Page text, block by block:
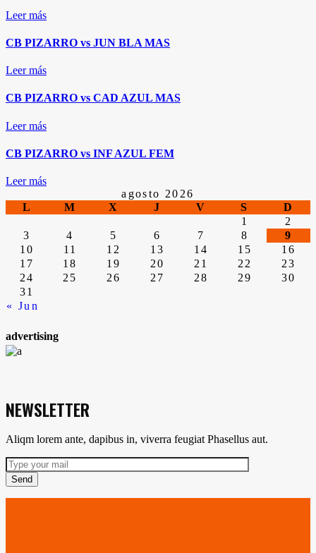
Leer más
CB PIZARRO vs JUN BLA MAS
Leer más
CB PIZARRO vs CAD AZUL MAS
Leer más
CB PIZARRO vs INF AZUL FEM
Leer más
agosto 2026
L
M X J V S D
« Jun
1
2
3
4 5 6 7 8
9
10
11 12 13 14 15
16
17
18 19 20 21 22
23
24
25 26 27 28 29
30
31
advertising
NEWSLETTER
Aliqm lorem ante, dapibus in, viverra feugiat Phasellus aut.
Send